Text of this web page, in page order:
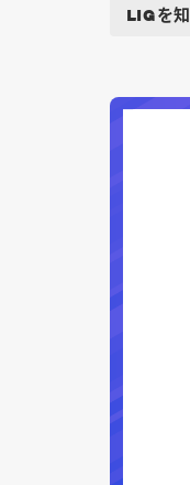
LIGを